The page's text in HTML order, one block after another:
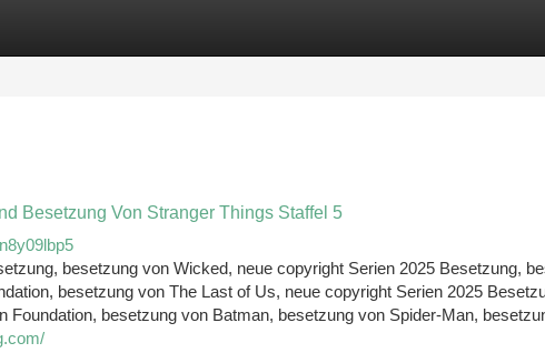
Besetzung Von Stranger Things Staffel 5
besetzung von Wicked, neue copyright Serien 2025 Besetzung,
besetzung von The Last of Us, neue copyright Serien 2025
Foundation, besetzung von Batman, besetzung von Spider-Man,